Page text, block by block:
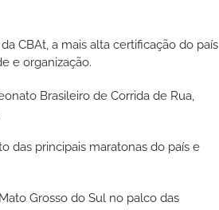
CBAt, a mais alta certificação do país
e organização.
Brasileiro de Corrida de Rua,
das principais maratonas do país e
Grosso do Sul no palco das